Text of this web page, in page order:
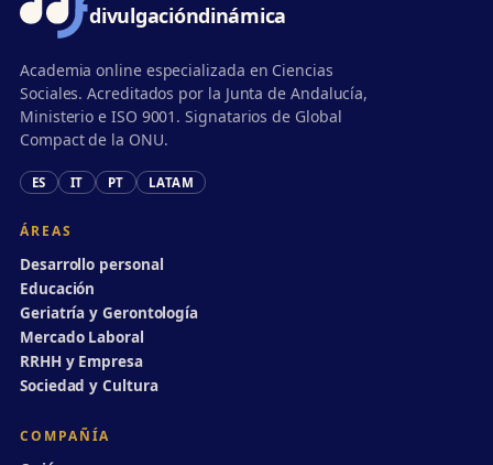
divulgacióndinámica
Academia online especializada en Ciencias
Sociales. Acreditados por la Junta de Andalucía,
Ministerio e ISO 9001. Signatarios de Global
Compact de la ONU.
ES IT PT LATAM
ÁREAS
Desarrollo personal
Educación
Geriatría y Gerontología
Mercado Laboral
RRHH y Empresa
Sociedad y Cultura
COMPAÑÍA